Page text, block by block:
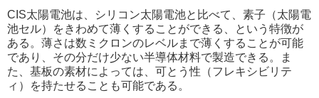
CIS太陽電池は、シリコン太陽電池と比べて、素子（太陽電
池セル）をきわめて薄くすることができる、という特徴が
ある。薄さは数ミクロンのレベルまで薄くすることが可能
であり、その分だけ少ない半導体材料で製造できる。ま
た、基板の素材によっては、可とう性（フレキシビリテ
ィ）を持たせることも可能である。